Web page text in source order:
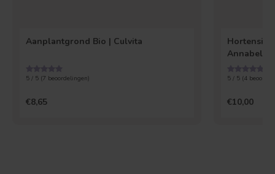
Aanplantgrond Bio | Culvita
5 / 5 (7 beoordelingen)
€8,65
Hortensia
Annabelle
5 / 5 (4
€10,00